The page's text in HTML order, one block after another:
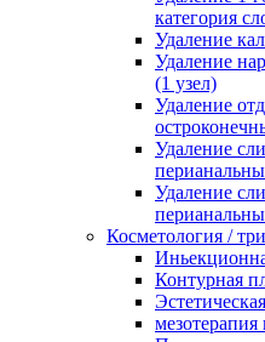
категория
Удаление
Удаление
(1 узел)
Удаление
Удаление
Удаление
Косметология /
Контурная